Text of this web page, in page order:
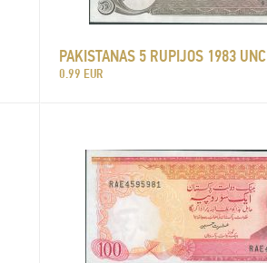
PAKISTANAS 5 RUPIJOS 1983 UNC
0.99 EUR